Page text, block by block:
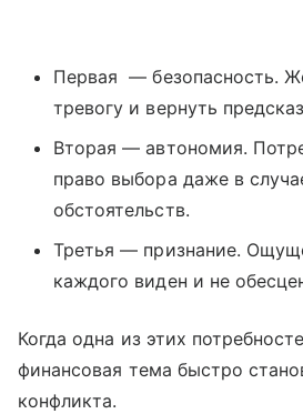
Первая — безопасность.
тревогу и вернуть
Вторая — автономия.
право выбора даже в
обстоятельств.
Третья — признание.
каждого виден и не
Когда одна из этих
финансовая тема быстро
конфликта.